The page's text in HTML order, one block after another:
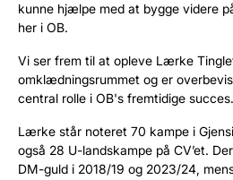
kunne hjælpe med at bygge videre
her i OB.
Vi ser frem til at opleve Lærke
omklædningsrummet og er
central rolle i OB's fremtidige succes.
Lærke står noteret 70 kampe i
også 28 U-landskampe på CV’et.
DM-guld i 2018/19 og 2023/24,